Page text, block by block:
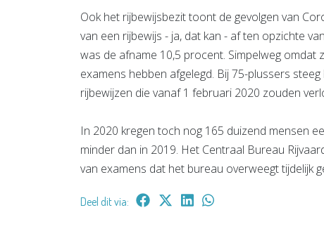
Ook het rijbewijsbezit toont de gevolgen van
van een rijbewijs - ja, dat kan - af ten opzichte
was de afname 10,5 procent. Simpelweg
examens hebben afgelegd. Bij 75-plussers
rijbewijzen die vanaf 1 februari 2020 zouden
In 2020 kregen toch nog 165 duizend mensen
minder dan in 2019. Het Centraal Bureau
van examens dat het bureau overweegt tijdelijk
Deel dit via: